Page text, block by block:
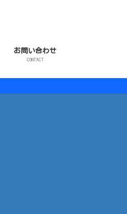
お問い合わせ
CONTACT